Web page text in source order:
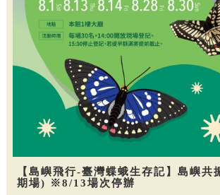
【島嶼飛行-臺灣蝶蛾生存記】島嶼共
期場) ※8/13場次停辦